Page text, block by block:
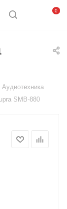
0
Аудиотехника
SMB-880